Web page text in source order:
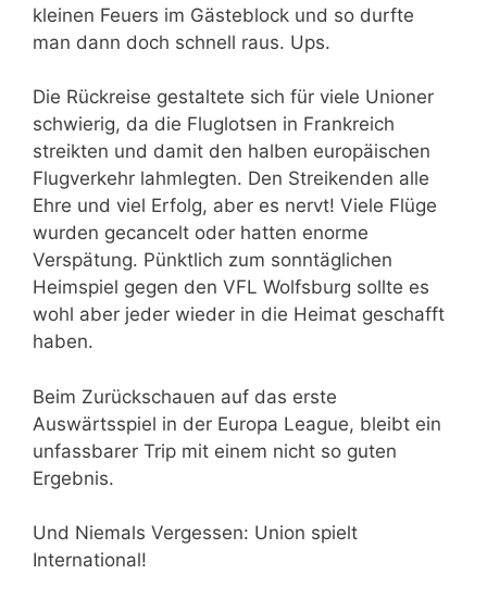
kleinen Feuers im Gästeblock und so durfte
man dann doch schnell raus. Ups.
Die Rückreise gestaltete sich für viele Unioner
schwierig, da die Fluglotsen in Frankreich
streikten und damit den halben europäischen
Flugverkehr lahmlegten. Den Streikenden alle
Ehre und viel Erfolg, aber es nervt! Viele Flüge
wurden gecancelt oder hatten enorme
Verspätung. Pünktlich zum sonntäglichen
Heimspiel gegen den VFL Wolfsburg sollte es
wohl aber jeder wieder in die Heimat geschafft
haben.
Beim Zurückschauen auf das erste
Auswärtsspiel in der Europa League, bleibt ein
unfassbarer Trip mit einem nicht so guten
Ergebnis.
Und Niemals Vergessen: Union spielt
International!